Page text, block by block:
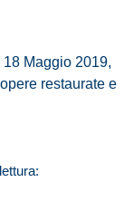
Maggio 2019,
restaurate e